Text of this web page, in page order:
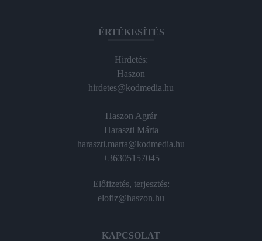
ÉRTÉKESÍTÉS
Hirdetés:
Haszon
hirdetes@kodmedia.hu
Haszon Agrár
Haraszti Márta
haraszti.marta@kodmedia.hu
+36305157045
Előfizetés, terjesztés:
elofiz@haszon.hu
KAPCSOLAT